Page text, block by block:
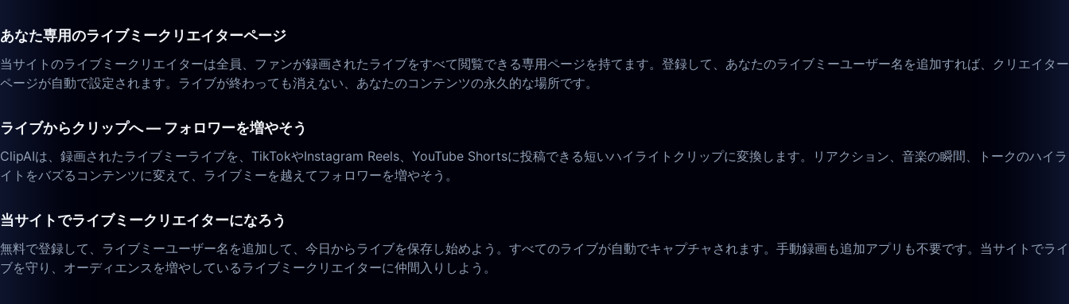
あなた専用のライブミークリエイターページ
当サイトのライブミークリエイターは全員、ファンが録画されたライブをすべて閲覧できる専用ページを持てます。登録して、あなたのライブミーユーザー名を追加すれば、クリエイター
ページが自動で設定されます。ライブが終わっても消えない、あなたのコンテンツの永久的な場所です。
ライブからクリップへ — フォロワーを増やそう
ClipAIは、録画されたライブミーライブを、TikTokやInstagram Reels、YouTube Shortsに投稿できる短いハイライトクリップに変換します。リアクション、音楽の瞬間、トークのハイラ
イトをバズるコンテンツに変えて、ライブミーを越えてフォロワーを増やそう。
当サイトでライブミークリエイターになろう
無料で登録して、ライブミーユーザー名を追加して、今日からライブを保存し始めよう。すべてのライブが自動でキャプチャされます。手動録画も追加アプリも不要です。当サイトでライ
ブを守り、オーディエンスを増やしているライブミークリエイターに仲間入りしよう。